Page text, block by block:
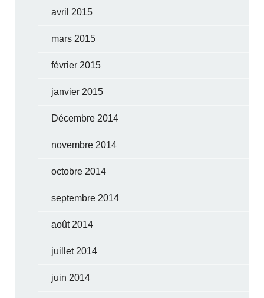
avril 2015
mars 2015
février 2015
janvier 2015
Décembre 2014
novembre 2014
octobre 2014
septembre 2014
août 2014
juillet 2014
juin 2014